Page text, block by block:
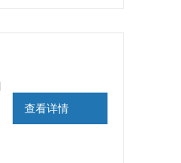
查看详情